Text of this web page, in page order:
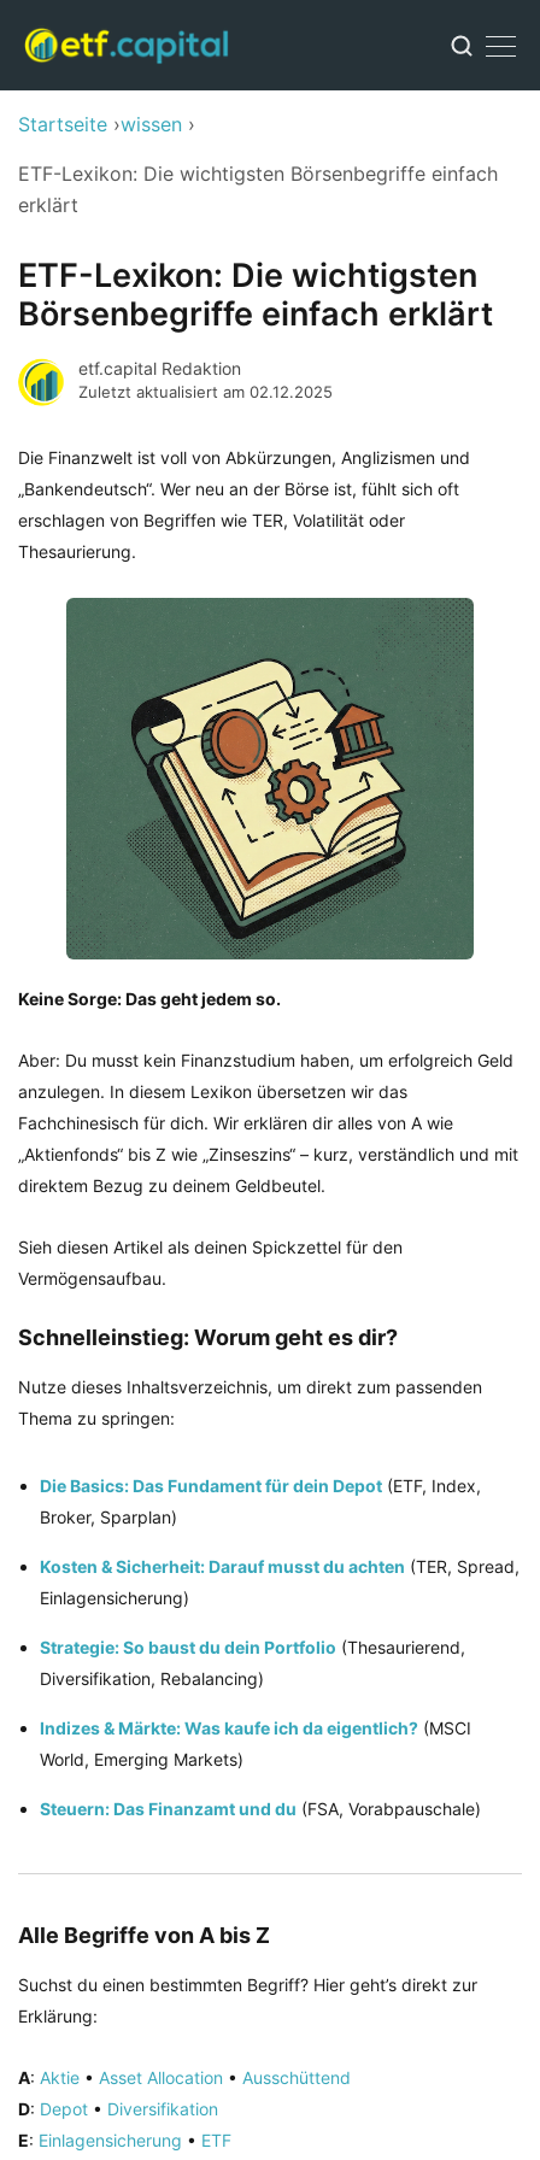
Startseite wissen
ETF-Lexikon: Die wichtigsten Börsenbegriffe einfach
erklärt
ETF-Lexikon: Die wichtigsten
Börsenbegriffe einfach erklärt
etf.capital Redaktion
Zuletzt aktualisiert am 02.12.2025
Die Finanzwelt ist voll von Abkürzungen, Anglizismen und
„Bankendeutsch“. Wer neu an der Börse ist, fühlt sich oft
erschlagen von Begriffen wie TER, Volatilität oder
Thesaurierung.
Keine Sorge: Das geht jedem so.
Aber: Du musst kein Finanzstudium haben, um erfolgreich Geld
anzulegen. In diesem Lexikon übersetzen wir das
Fachchinesisch für dich. Wir erklären dir alles von A wie
„Aktienfonds“ bis Z wie „Zinseszins“ – kurz, verständlich und mit
direktem Bezug zu deinem Geldbeutel.
Sieh diesen Artikel als deinen Spickzettel für den
Vermögensaufbau.
Schnelleinstieg: Worum geht es dir?
Nutze dieses Inhaltsverzeichnis, um direkt zum passenden
Thema zu springen:
Die Basics: Das Fundament für dein Depot (ETF, Index,
Broker, Sparplan)
Kosten & Sicherheit: Darauf musst du achten (TER, Spread,
Einlagensicherung)
Strategie: So baust du dein Portfolio (Thesaurierend,
Diversifikation, Rebalancing)
Indizes & Märkte: Was kaufe ich da eigentlich? (MSCI
World, Emerging Markets)
Steuern: Das Finanzamt und du (FSA, Vorabpauschale)
Alle Begriffe von A bis Z
Suchst du einen bestimmten Begriff? Hier geht’s direkt zur
Erklärung:
A: Aktie • Asset Allocation • Ausschüttend
D: Depot • Diversifikation
E: Einlagensicherung • ETF